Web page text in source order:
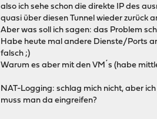
also ich sehe schon die direkte IP des
quasi über diesen Tunnel wieder zurück
Aber was soll ich sagen: das Problem
Habe heute mal andere Dienste/Ports
falsch ;)
Warum es aber mit den VM´s (habe
NAT-Logging: schlag mich nicht, aber
muss man da eingreifen?